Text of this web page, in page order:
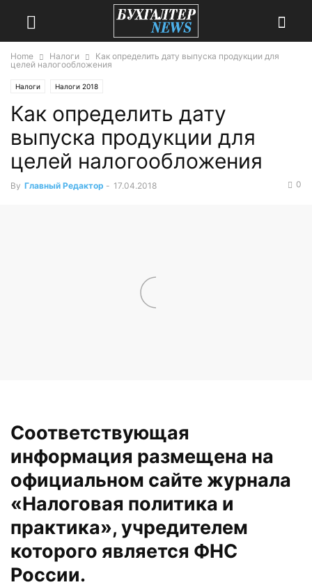
Home Налоги
Как определить дату выпуска продукции для
целей налогообложения
Налоги Налоги 2018
Как определить дату
выпуска продукции для
целей налогообложения
By Главный Редактор - 17.04.2018 0
Соответствующая
информация размещена на
официальном сайте журнала
«Налоговая политика и
практика», учредителем
которого является ФНС
России.